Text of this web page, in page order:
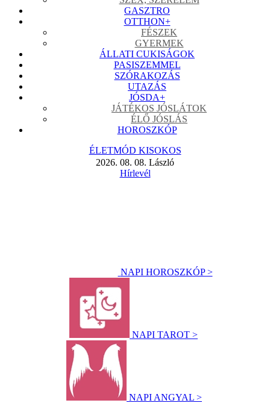
GASZTRO
OTTHON+
FÉSZEK
GYERMEK
ÁLLATI CUKISÁGOK
PASISZEMMEL
SZÓRAKOZÁS
UTAZÁS
JÓSDA+
JÁTÉKOS JÓSLÁTOK
ÉLŐ JÓSLÁS
HOROSZKÓP
ÉLETMÓD KISOKOS
2026. 08. 08. László
Hírlevél
NAPI HOROSZKÓP >
NAPI TAROT >
NAPI ANGYAL >